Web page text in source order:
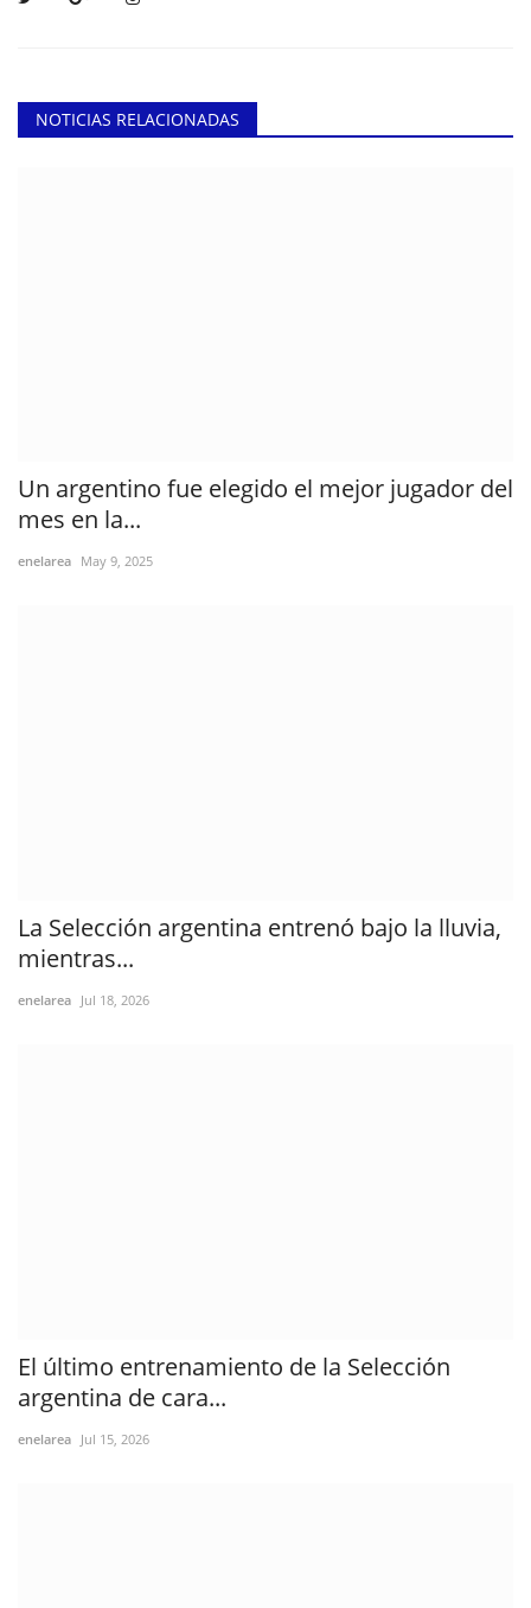
NOTICIAS RELACIONADAS
Un argentino fue elegido el mejor jugador del
mes en la...
enelarea May 9, 2025
La Selección argentina entrenó bajo la lluvia,
mientras...
enelarea Jul 18, 2026
El último entrenamiento de la Selección
argentina de cara...
enelarea Jul 15, 2026